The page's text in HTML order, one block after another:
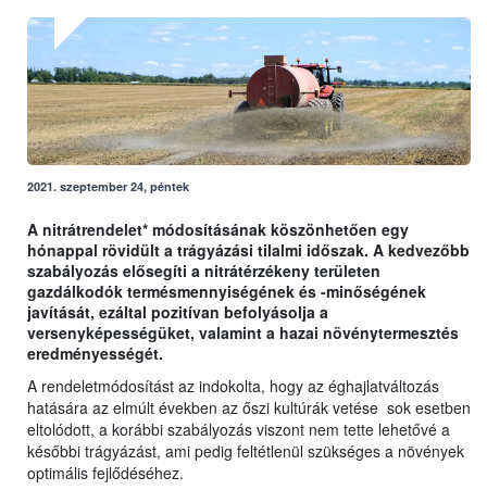
2021. szeptember 24, péntek
A nitrátrendelet* módosításának köszönhetően egy
hónappal rövidült a trágyázási tilalmi időszak. A kedvezőbb
szabályozás elősegíti a nitrátérzékeny területen
gazdálkodók termésmennyiségének és -minőségének
javítását, ezáltal pozitívan befolyásolja a
versenyképességüket, valamint a hazai növénytermesztés
eredményességét.
A rendeletmódosítást az indokolta, hogy az éghajlatváltozás
hatására az elmúlt években az őszi kultúrák vetése sok esetben
eltolódott, a korábbi szabályozás viszont nem tette lehetővé a
későbbi trágyázást, ami pedig feltétlenül szükséges a növények
optimális fejlődéséhez.